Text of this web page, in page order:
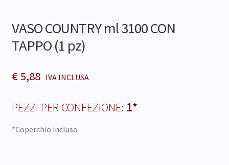
VASO COUNTRY ml 3100 CON
TAPPO (1 pz)
€5,88
PEZZI PER CONFEZIONE: 1*
*Coperchio incluso